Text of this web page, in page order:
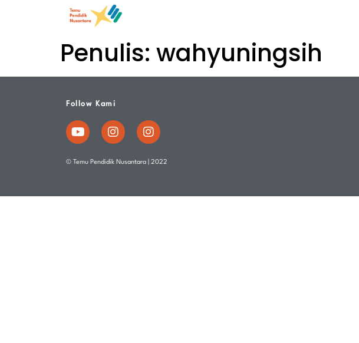
Penulis: wahyuningsih
Follow Kami
© Temu Pendidik Nusantara | 2022